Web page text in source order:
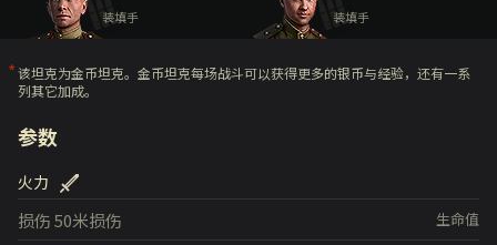
装填手 装填手
该坦克为金币坦克。金币坦克每场战斗可以获得更多的银币与经验，还有一系
列其它加成。
参数
火力
生命值
损伤50米损伤